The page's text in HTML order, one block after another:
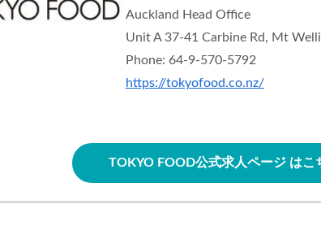
Auckland Head Office
Unit A 37-41 Carbine Rd, Mt
Phone: 64-9-570-5792
https://tokyofood.co.nz/
TOKYO FOOD公式求人ページ はこ